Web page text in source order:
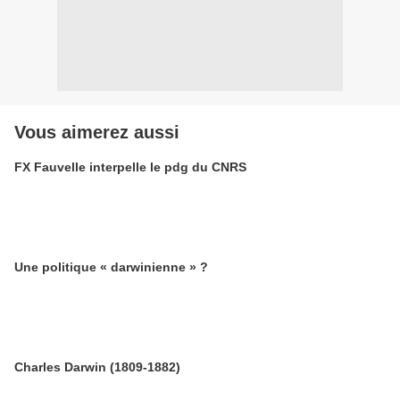
Vous aimerez aussi
FX Fauvelle interpelle le pdg du CNRS
Une politique « darwinienne » ?
Charles Darwin (1809-1882)